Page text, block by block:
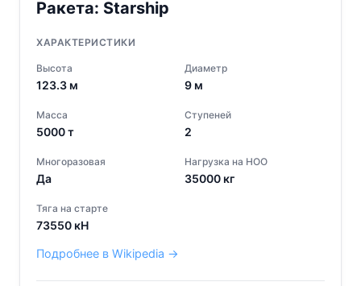
Ракета: Starship
ХАРАКТЕРИСТИКИ
Высота
123.3 м
Диаметр
9 м
Масса
5000т
Ступеней
2
Многоразовая
Да
Нагрузка на НОО
35000 кг
Тяга на старте
73550 кН
Подробнее в Wikipedia →